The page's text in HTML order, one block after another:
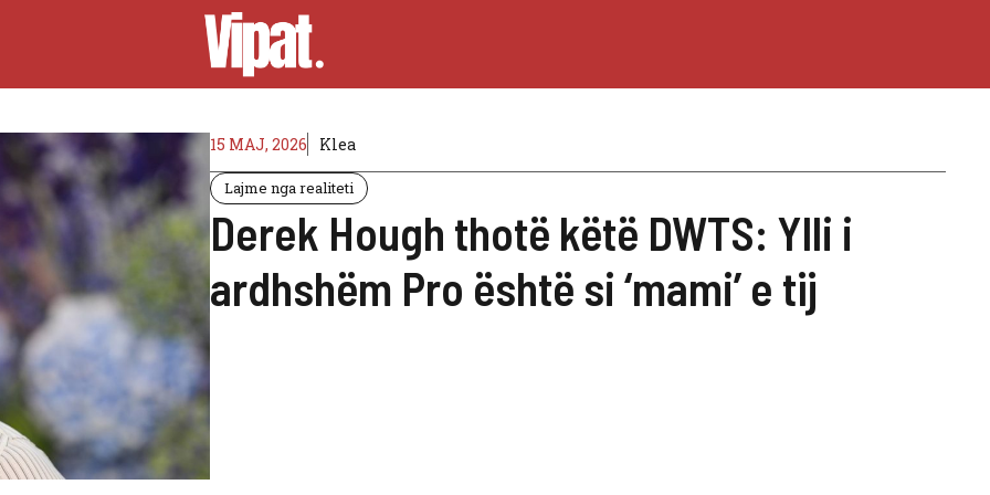
15 MAJ, 2026 Klea
Lajme nga realiteti
Derek Hough thotë këtë DWTS: Ylli i
ardhshëm Pro është si ‘mami’ e tij